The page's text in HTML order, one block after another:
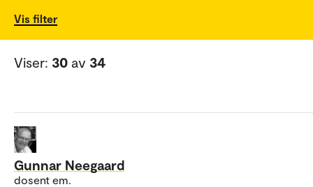
Vis filter
Viser: 30 av 34
Gunnar Neegaard
dosent em.